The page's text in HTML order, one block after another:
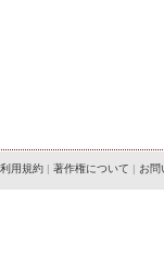
利用規約 | 著作権について | お問